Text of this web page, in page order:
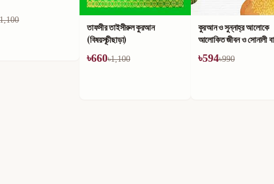
1,100
তাফসীর তাইসীরুল কুরআন
(বিষয়সূচীছাড়া)
৳660৳1,100
কুরআন ও সুন্নাহ্‌র আলোকে
আলোকিত জীবন ও সোনালী
৳594৳990